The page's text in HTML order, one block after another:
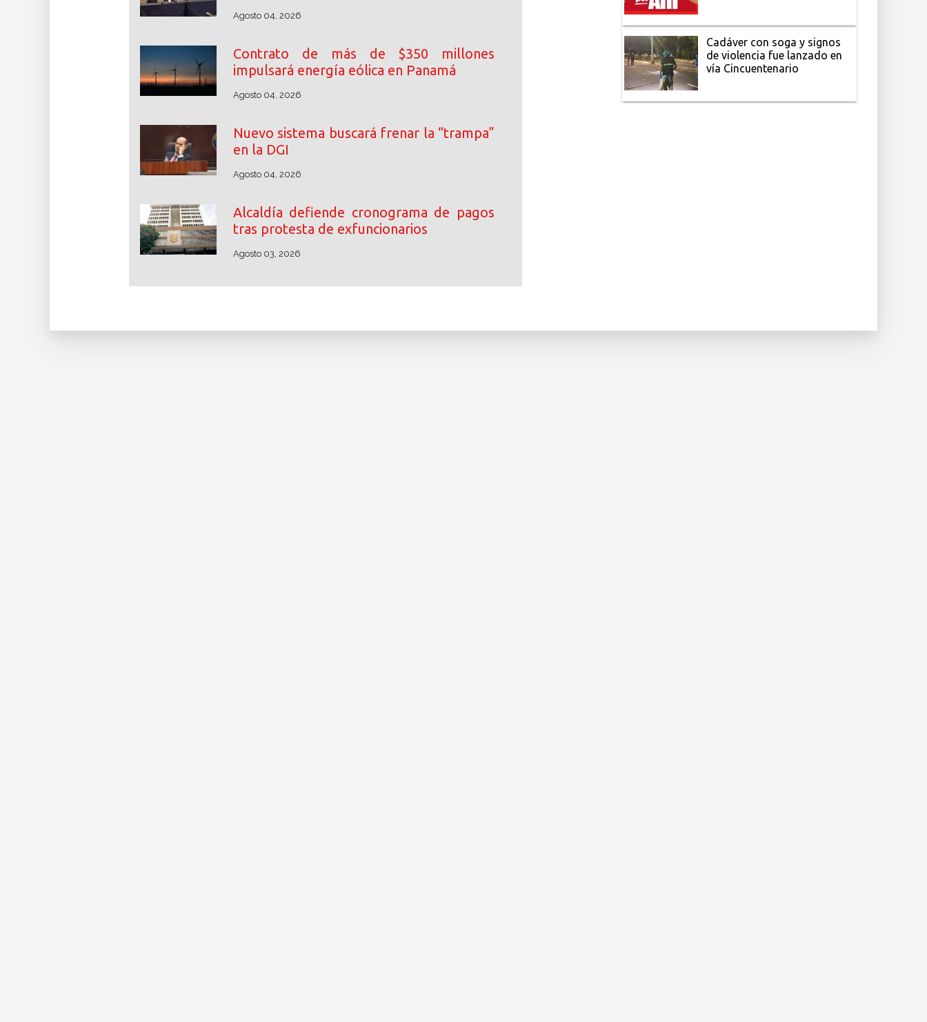
Agosto 04, 2026
Contrato de más de $350 millones
impulsará energía eólica en Panamá
Agosto 04, 2026
Nuevo sistema buscará frenar la “trampa”
en la DGI
Agosto 04, 2026
Alcaldía defiende cronograma de pagos
tras protesta de exfuncionarios
Agosto 03, 2026
Cadáver con soga y signos
de violencia fue lanzado en
vía Cincuentenario